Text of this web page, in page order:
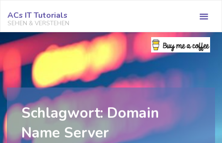
Inhalt
springen
ACs IT Tutorials
SEHEN & VERSTEHEN
Schlagwort:Domain
Name Server